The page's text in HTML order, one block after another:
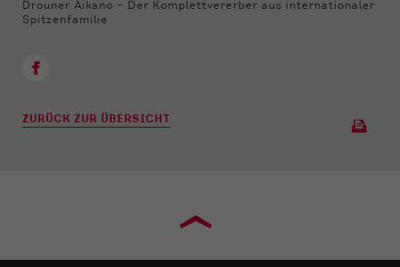
Drouner Aikano – Der Komplettvererber aus internationaler
Spitzenfamilie
ZURÜCK ZUR ÜBERSICHT
›